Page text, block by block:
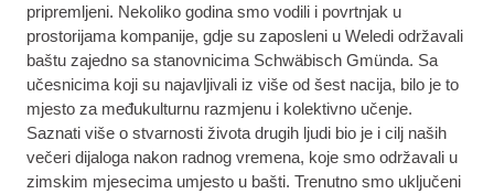
pripremljeni. Nekoliko godina smo vodili i povrtnjak u
prostorijama kompanije, gdje su zaposleni u Weledi održavali
baštu zajedno sa stanovnicima Schwäbisch Gmünda. Sa
učesnicima koji su najavljivali iz više od šest nacija, bilo je to
mjesto za međukulturnu razmjenu i kolektivno učenje.
Saznati više o stvarnosti života drugih ljudi bio je i cilj naših
večeri dijaloga nakon radnog vremena, koje smo održavali u
zimskim mjesecima umjesto u bašti. Trenutno smo uključeni